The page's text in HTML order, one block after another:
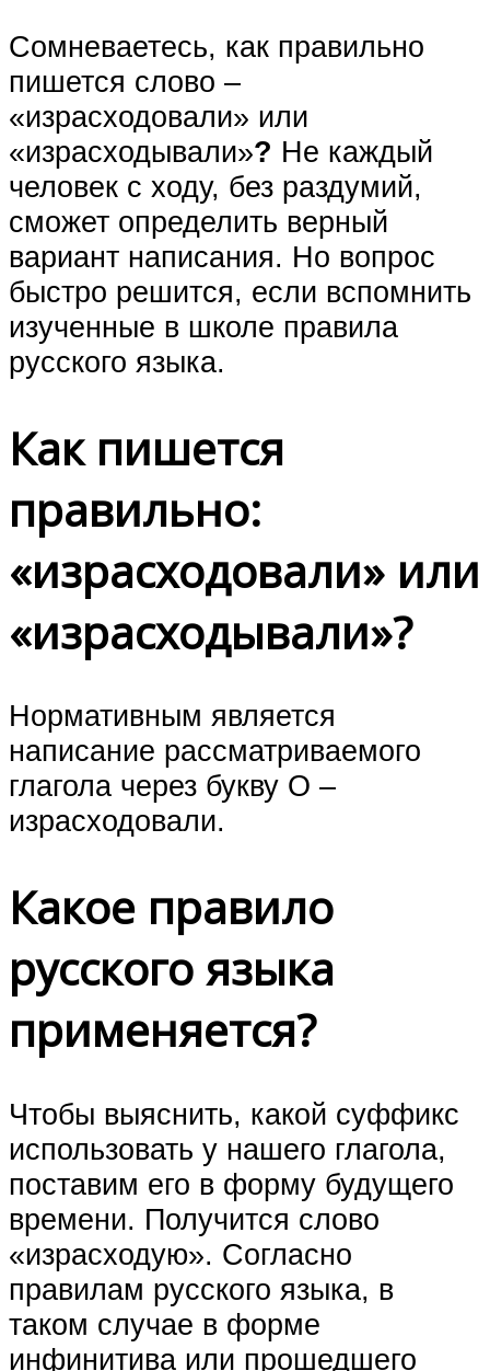
Сомневаетесь, как правильно
пишется слово –
«израсходовали» или
«израсходывали»? Не каждый
человек с ходу, без раздумий,
сможет определить верный
вариант написания. Но вопрос
быстро решится, если вспомнить
изученные в школе правила
русского языка.
Как пишется
правильно:
«израсходовали» или
«израсходывали»?
Нормативным является
написание рассматриваемого
глагола через букву О –
израсходовали.
Какое правило
русского языка
применяется?
Чтобы выяснить, какой суффикс
использовать у нашего глагола,
поставим его в форму будущего
времени. Получится слово
«израсходую». Согласно
правилам русского языка, в
таком случае в форме
инфинитива или прошедшего